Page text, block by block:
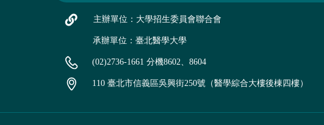
主辦單位：大學招生委員會聯合會
承辦單位：臺北醫學大學
(02)2736-1661 分機8602、8604
110 臺北市信義區吳興街250號（醫學綜合大樓後棟四樓）